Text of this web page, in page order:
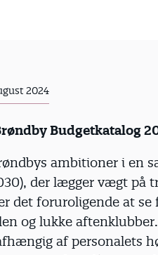
2024
Budgetkatalog
ambitioner i en
der lægger vægt på
det foruroligende at se
og lukke
af personalets